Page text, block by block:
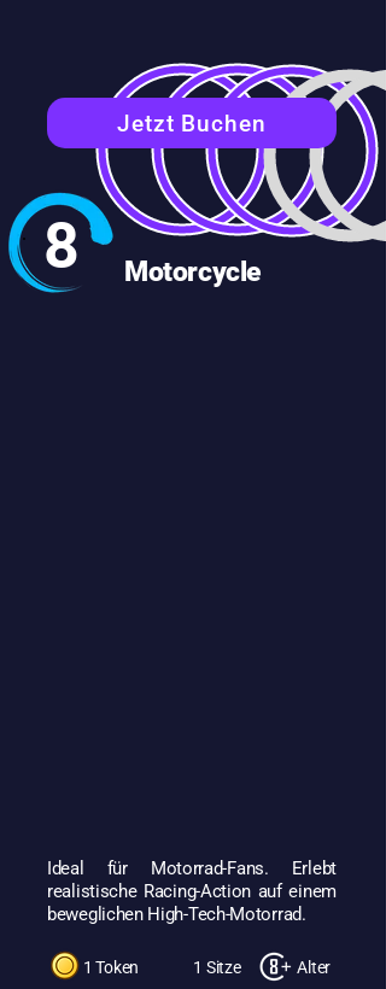
Jetzt Buchen
8 Motorcycle
Ideal für Motorrad-Fans. Erlebt
realistische Racing-Action auf einem
beweglichen High-Tech-Motorrad.
1 Token 1 Sitze Alter